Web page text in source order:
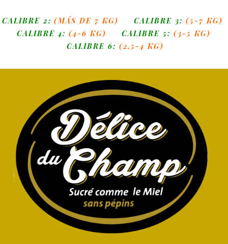
CALIBRE 2: (MÁS DE 7 KG) CALIBRE 3: (5-7 KG)
CALIBRE 4: (4-6 KG) CALIBRE 5: (3-5 KG)
CALIBRE 6: (2,5-4 KG)